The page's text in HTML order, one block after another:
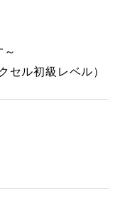
セル初級レベル）